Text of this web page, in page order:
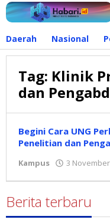
Lewati
ke
Daerah Nasional
Tag: Klinik
dan
Begini Cara UNG
Penelitian dan
Kampus 3
Berita terbaru